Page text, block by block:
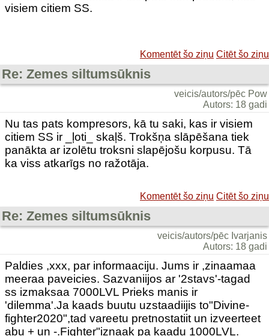
visiem citiem SS.
Komentēt šo ziņu Citēt šo ziņu
Re: Zemes siltumsūknis
veicis/autors/pēc Pow
Autors: 18 gadi
Nu tas pats kompresors, kā tu saki, kas ir visiem
citiem SS ir _ļoti_ skaļš. Trokšņa slāpēšana tiek
panākta ar izolētu troksni slapējošu korpusu. Tā
ka viss atkarīgs no ražotāja.
Komentēt šo ziņu Citēt šo ziņu
Re: Zemes siltumsūknis
veicis/autors/pēc Ivarjanis
Autors: 18 gadi
Paldies ,xxx, par informaaciju. Jums ir ,zinaamaa
meeraa paveicies. Sazvaniijos ar '2stavs'-tagad
ss izmaksaa 7000LVL Prieks manis ir
'dilemma'.Ja kaads buutu uzstaadiijis to"Divine-
fighter2020",tad vareetu pretnostatiit un izveerteet
abu + un -.Fighter"iznaak pa kaadu 1000LVL.